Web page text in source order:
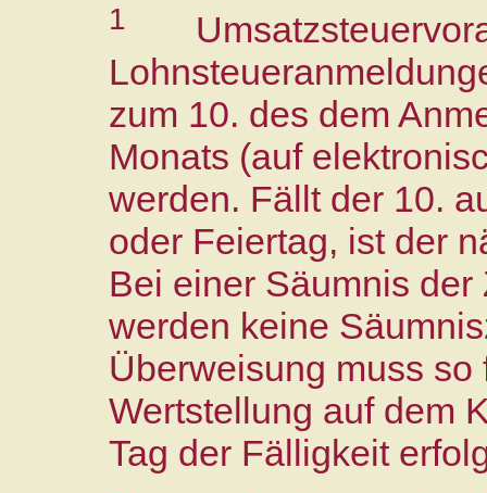
1
zum 10. des dem
Monats (auf
werden. Fällt der 10.
oder Feiertag, ist der
Bei einer Säumnis
werden keine
Überweisung muss
Wertstellung auf dem
Tag der Fälligkeit